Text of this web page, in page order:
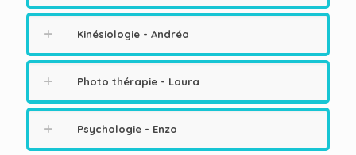
Kinésiologie - Andréa
Photo thérapie - Laura
Psychologie - Enzo